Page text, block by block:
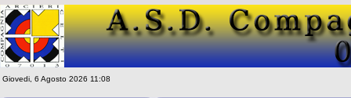
Giovedi, 6 Agosto 2026 11:08